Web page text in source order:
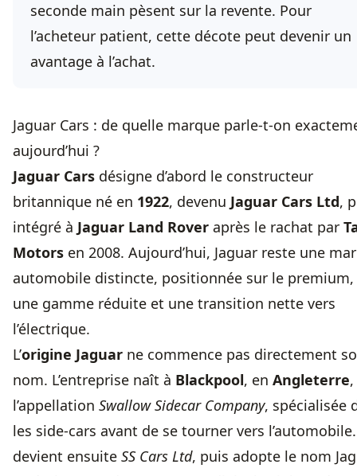
seconde main pèsent sur la revente. Pour
l’acheteur patient, cette décote peut devenir un
avantage à l’achat.
Jaguar Cars : de quelle marque parle-t-on
aujourd’hui ?
Jaguar Cars désigne d’abord le constructeur
britannique né en 1922, devenu Jaguar Cars Ltd,
intégré à Jaguar Land Rover après le rachat par
Motors en 2008. Aujourd’hui, Jaguar reste une
automobile distincte, positionnée sur le premium,
une gamme réduite et une transition nette vers
l’électrique.
L’origine Jaguar ne commence pas directement
nom. L’entreprise naît à Blackpool, en Angleterre
l’appellation Swallow Sidecar Company, spécialisée
les side-cars avant de se tourner vers
devient ensuite SS Cars Ltd, puis adopte le nom